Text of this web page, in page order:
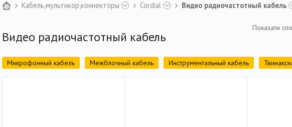
Кабель,мультикор,коннекторы Cordial Видео радиочастотный кабель
Видео радиочастотный кабель
Микрофонный кабель Межблочный кабель Инструментальный кабель
Силовой акустический кабель
Цифровой DMX (AES/EBU) кабель Мультикорный
Показати